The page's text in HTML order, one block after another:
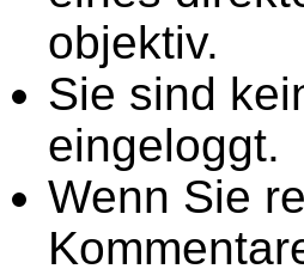
objektiv.
Sie sind
eingeloggt.
Wenn Sie